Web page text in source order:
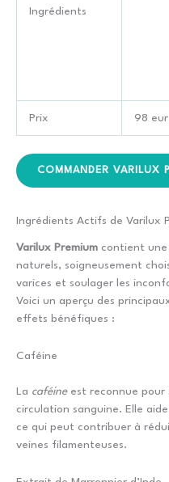
Ingrédients
Prix 98
COMMANDER VARILUX
Ingrédients Actifs de Varilux
Varilux Premium contient une
naturels, soigneusement
varices et soulager les
Voici un aperçu des
effets bénéfiques :
Caféine
La caféineest reconnue pour
circulation sanguine. Elle
ce qui peut contribuer à
veines filamenteuses.